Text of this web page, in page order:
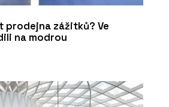
prodejna zážitků? Ve
na modrou